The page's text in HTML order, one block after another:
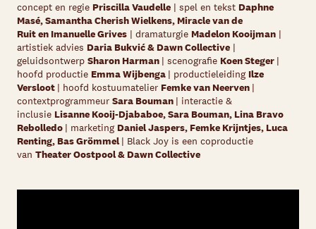
concept en regie Priscilla Vaudelle | spel en tekst Daphne
Masé, Samantha Cherish Wielkens, Miracle van de
Ruit en Imanuelle Grives | dramaturgie Madelon Kooijman |
artistiek advies Daria Bukvić & Dawn Collective |
geluidsontwerp Sharon Harman | scenografie Koen Steger |
hoofd productie Emma Wijbenga | productieleiding Ilze
Versloot | hoofd kostuumatelier Femke van Neerven |
contextprogrammeur Sara Bouman | interactie &
inclusie Lisanne Kooij-Djababoe, Sara Bouman, Lina Bravo
Rebolledo | marketing Daniel Jaspers, Femke Krijntjes, Luca
Renting, Bas Grömmel | Black Joy is een coproductie
van Theater Oostpool & Dawn Collective